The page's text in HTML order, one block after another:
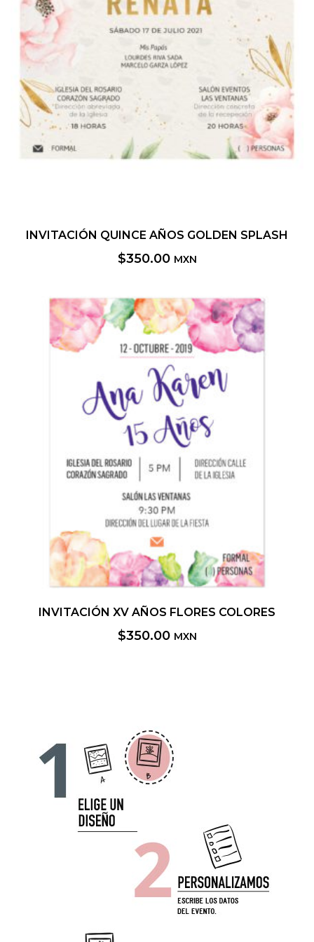
INVITACIÓN QUINCE AÑOS GOLDEN SPLASH
$350.00 MXN
INVITACIÓN XV AÑOS FLORES COLORES
$350.00 MXN